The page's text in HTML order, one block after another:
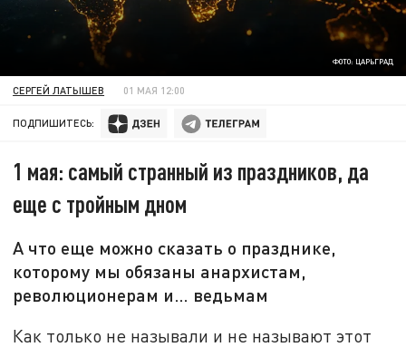
ФОТО: ЦАРЬГРАД
СЕРГЕЙ ЛАТЫШЕВ 01 МАЯ 12:00
ПОДПИШИТЕСЬ:
1 мая: самый странный из праздников, да
еще с тройным дном
А что еще можно сказать о празднике,
которому мы обязаны анархистам,
революционерам и… ведьмам
Как только не называли и не называют этот